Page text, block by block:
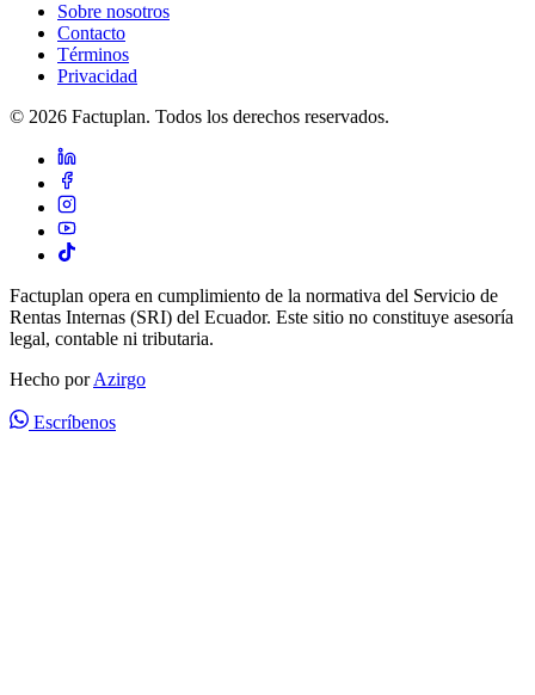
Sobre nosotros
Contacto
Términos
Privacidad
© 2026 Factuplan. Todos los derechos reservados.
Factuplan opera en cumplimiento de la normativa del Servicio de
Rentas Internas (SRI) del Ecuador. Este sitio no constituye asesoría
legal, contable ni tributaria.
Hecho porAzirgo
Escríbenos